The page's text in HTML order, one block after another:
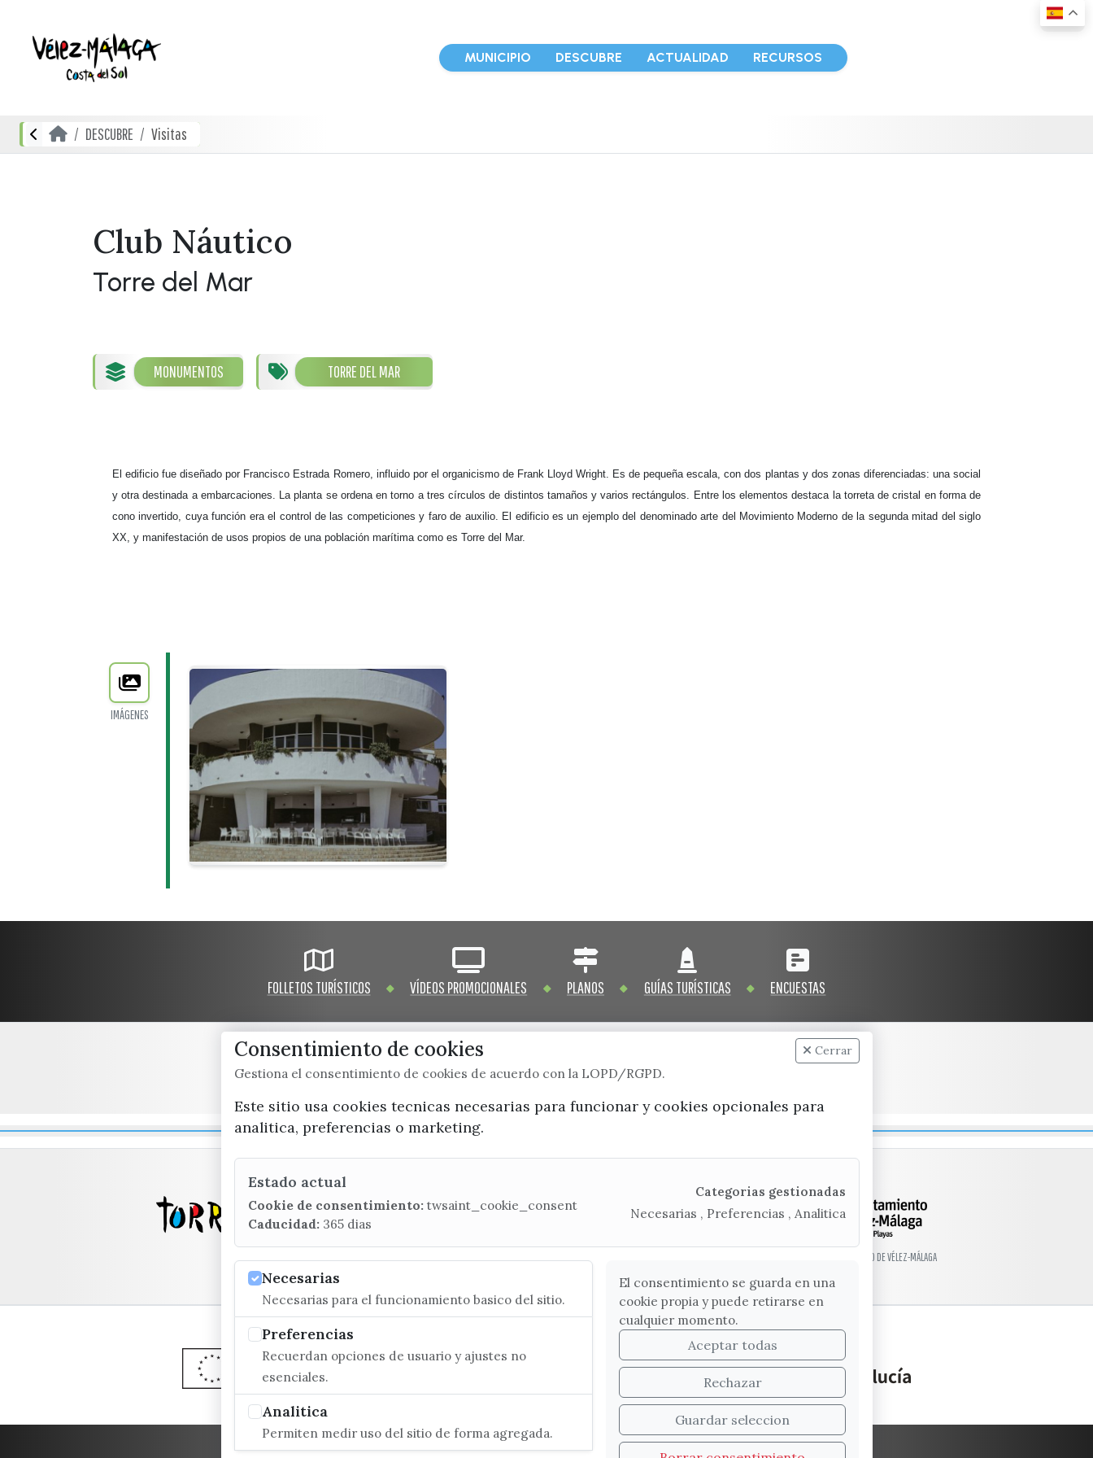
MUNICIPIO DESCUBRE ACTUALIDAD RECURSOS
DESCUBRE Visitas
Club Náutico
Torre del Mar
MONUMENTOS TORRE DEL MAR
El edificio fue diseñado por Francisco Estrada Romero, influido por el organicismo de Frank Lloyd Wright. Es de pequeña escala, con dos plantas y dos zonas diferenciadas: una social
y otra destinada a embarcaciones. La planta se ordena en torno a tres círculos de distintos tamaños y varios rectángulos. Entre los elementos destaca la torreta de cristal en forma de
cono invertido, cuya función era el control de las competiciones y faro de auxilio.
El edificio es un ejemplo del denominado arte del Movimiento Moderno de la segunda mitad del siglo
XX, y manifestación de usos propios de una población marítima como es Torre del Mar.
IMÁGENES
FOLLETOS TURÍSTICOS VÍDEOS PROMOCIONALES PLANOS GUÍAS TURÍSTICAS ENCUESTAS
instagram
turismo@velezmalaga.es
C/ Poniente, 2. CP 29740 - Torre del Mar
© EXCMO. AYUNTAMIENTO DE VÉLEZ-MÁLAGA
ACCESIBILIDAD COOKIES LEGAL PROTECCIÓN DE DATOS MAPA WEB SUGERENCIAS
Consentimiento de cookies
Gestiona el consentimiento de cookies de acuerdo con la LOPD/RGPD.
Cerrar
Este sitio usa cookies tecnicas necesarias para funcionar y cookies opcionales para
analitica, preferencias o marketing.
Estado actual
Cookie de consentimiento: twsaint_cookie_consent
Caducidad: 365 dias
Categorias gestionadas
Necesarias , Preferencias , Analitica
Necesarias
Necesarias para el funcionamiento basico del sitio.
Preferencias
Recuerdan opciones de usuario y ajustes no
esenciales.
Analitica
Permiten medir uso del sitio de forma agregada.
El consentimiento se guarda en una
cookie propia y puede retirarse en
cualquier momento.
Aceptar todas
Rechazar
Guardar seleccion